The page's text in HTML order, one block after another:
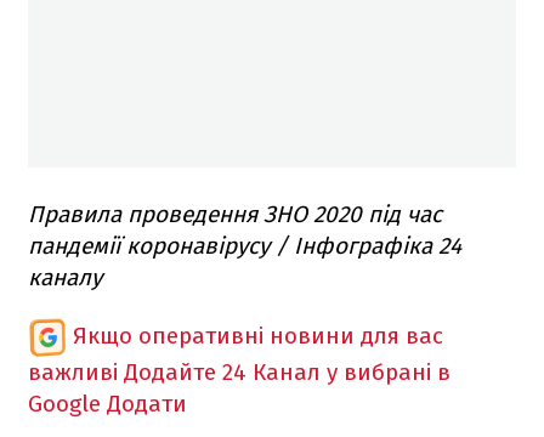
Правила проведення ЗНО 2020 під час
пандемії коронавірусу / Інфографіка 24
каналу
Якщо оперативні новини для вас
важливі Додайте 24 Канал у вибрані в
Google Додати